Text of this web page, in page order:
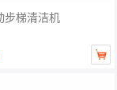
步梯清洁机
